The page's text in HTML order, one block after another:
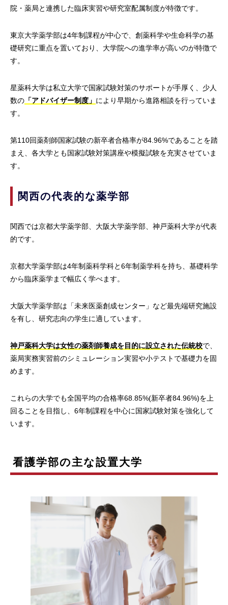
院・薬局と連携した臨床実習や研究室配属制度が特徴です。
東京大学薬学部は4年制課程が中心で、創薬科学や生命科学の基
礎研究に重点を置いており、大学院への進学率が高いのが特徴で
す。
星薬科大学は私立大学で国家試験対策のサポートが手厚く、少人
数の 「アドバイザー制度」 により早期から進路相談を行っていま
す。
第110回薬剤師国家試験の新卒者合格率が84.96%であることを踏
まえ、各大学とも国家試験対策講座や模擬試験を充実させていま
す。
関西の代表的な薬学部
関西では京都大学薬学部、大阪大学薬学部、神戸薬科大学が代表
的です。
京都大学薬学部は4年制薬科学科と6年制薬学科を持ち、基礎科学
から臨床薬学まで幅広く学べます。
大阪大学薬学部は「未来医薬創成センター」など最先端研究施設
を有し、研究志向の学生に適しています。
神戸薬科大学は女性の薬剤師養成を目的に設立された伝統校で、
薬局実務実習前のシミュレーション実習や小テストで基礎力を固
めます。
これらの大学でも全国平均の合格率68.85%(新卒者84.96%)を上
回ることを目指し、6年制課程を中心に国家試験対策を強化して
います。
看護学部の主な設置大学